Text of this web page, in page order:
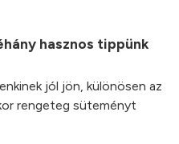
hasznos tippünk
jól jön, különösen az
rengeteg süteményt